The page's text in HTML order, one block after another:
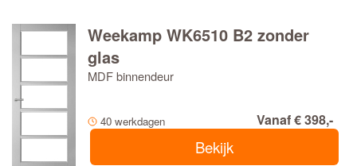
Weekamp WK6510 B2 zonder
glas
MDF binnendeur
40 werkdagen Vanaf € 398,-
Bekijk